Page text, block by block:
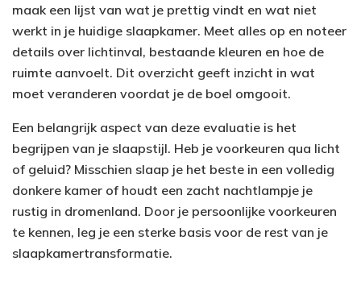
maak een lijst van wat je prettig vindt en wat niet
werkt in je huidige slaapkamer. Meet alles op en noteer
details over lichtinval, bestaande kleuren en hoe de
ruimte aanvoelt. Dit overzicht geeft inzicht in wat
moet veranderen voordat je de boel omgooit.
Een belangrijk aspect van deze evaluatie is het
begrijpen van je slaapstijl. Heb je voorkeuren qua licht
of geluid? Misschien slaap je het beste in een volledig
donkere kamer of houdt een zacht nachtlampje je
rustig in dromenland. Door je persoonlijke voorkeuren
te kennen, leg je een sterke basis voor de rest van je
slaapkamertransformatie.